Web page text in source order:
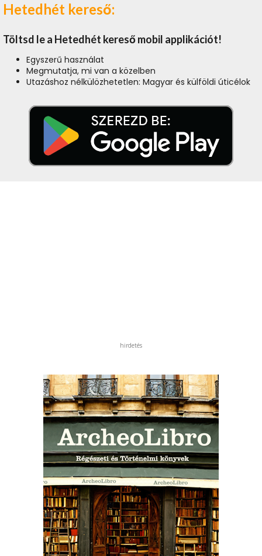
Hetedhét kereső:
Töltsd le a Hetedhét kereső mobil applikációt!
Egyszerű használat
Megmutatja, mi van a közelben
Utazáshoz nélkülözhetetlen: Magyar és külföldi úticélok
hirdetés